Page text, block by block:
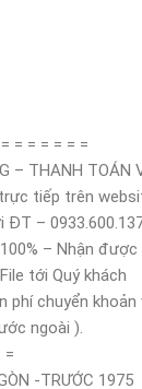
= = = = = =
– THANH TOÁN
tiếp trên
–
– Nhận
tới Quý khách
phí chuyển khoản
ngoài ).
=
-TRƯỚC 1975